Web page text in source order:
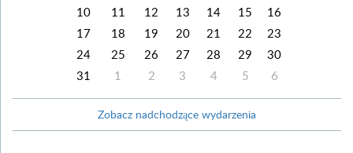
10 11 12 13 14 15
16
17
18 19 20 21 22
23
24
25 26 27 28 29
30
31
1 2 3 4 5 6
Zobacz nadchodzące wydarzenia